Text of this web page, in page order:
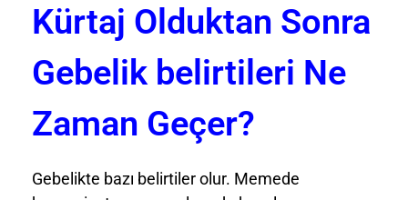
Kürtaj Olduktan Sonra
Gebelik belirtileri Ne
Zaman Geçer?
Gebelikte bazı belirtiler olur. Memede